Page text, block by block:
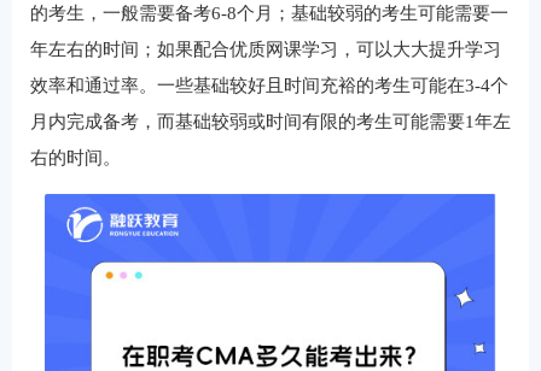
的考生，一般需要备考6-8个月；基础较弱的考生可能需要一
年左右的时间；如果配合优质网课学习，可以大大提升学习
效率和通过率‌。一些基础较好且时间充裕的考生可能在3-4个
月内完成备考，而基础较弱或时间有限的考生可能需要1年左
右的时间‌。